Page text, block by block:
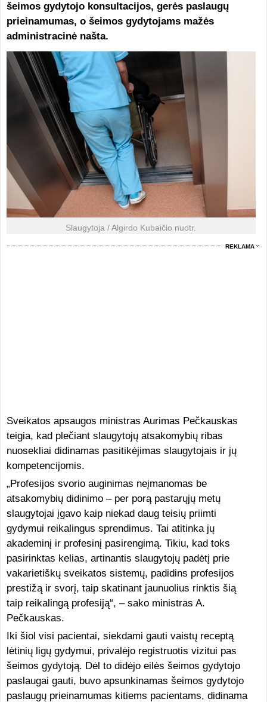
šeimos gydytojo konsultacijos, gerės paslaugų
prieinamumas, o šeimos gydytojams mažės
administracinė našta.
Slaugytoja / Algirdo Kubaičio nuotr.
REKLAMA
Sveikatos apsaugos ministras Aurimas Pečkauskas
teigia, kad plečiant slaugytojų atsakomybių ribas
nuosekliai didinamas pasitikėjimas slaugytojais ir jų
kompetencijomis.
„Profesijos svorio auginimas neįmanomas be
atsakomybių didinimo – per porą pastarųjų metų
slaugytojai įgavo kaip niekad daug teisių priimti
gydymui reikalingus sprendimus. Tai atitinka jų
akademinį ir profesinį pasirengimą. Tikiu, kad toks
pasirinktas kelias, artinantis slaugytojų padėtį prie
vakarietiškų sveikatos sistemų, padidins profesijos
prestižą ir svorį, taip skatinant jaunuolius rinktis šią
taip reikalingą profesiją“, – sako ministras A.
Pečkauskas.
Iki šiol visi pacientai, siekdami gauti vaistų receptą
lėtinių ligų gydymui, privalėjo registruotis vizitui pas
šeimos gydytoją. Dėl to didėjo eilės šeimos gydytojo
paslaugai gauti, buvo apsunkinamas šeimos gydytojo
paslaugų prieinamumas kitiems pacientams, didinama